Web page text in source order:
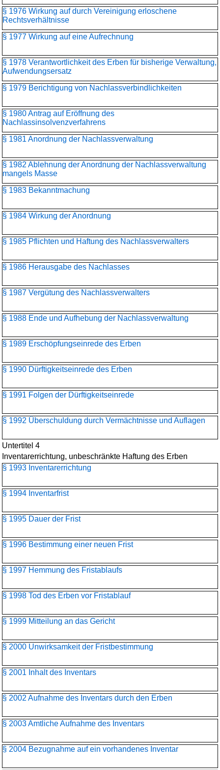
§ 1976 Wirkung auf durch Vereinigung erloschene
Rechtsverhältnisse
§ 1977 Wirkung auf eine Aufrechnung
§ 1978 Verantwortlichkeit des Erben für bisherige Verwaltung,
Aufwendungsersatz
§ 1979 Berichtigung von Nachlassverbindlichkeiten
§ 1980 Antrag auf Eröffnung des
Nachlassinsolvenzverfahrens
§ 1981 Anordnung der Nachlassverwaltung
§ 1982 Ablehnung der Anordnung der Nachlassverwaltung
mangels Masse
§ 1983 Bekanntmachung
§ 1984 Wirkung der Anordnung
§ 1985 Pflichten und Haftung des Nachlassverwalters
§ 1986 Herausgabe des Nachlasses
§ 1987 Vergütung des Nachlassverwalters
§ 1988 Ende und Aufhebung der Nachlassverwaltung
§ 1989 Erschöpfungseinrede des Erben
§ 1990 Dürftigkeitseinrede des Erben
§ 1991 Folgen der Dürftigkeitseinrede
§ 1992 Überschuldung durch Vermächtnisse und Auflagen
Untertitel 4
Inventarerrichtung, unbeschränkte Haftung des Erben
§ 1993 Inventarerrichtung
§ 1994 Inventarfrist
§ 1995 Dauer der Frist
§ 1996 Bestimmung einer neuen Frist
§ 1997 Hemmung des Fristablaufs
§ 1998 Tod des Erben vor Fristablauf
§ 1999 Mitteilung an das Gericht
§ 2000 Unwirksamkeit der Fristbestimmung
§ 2001 Inhalt des Inventars
§ 2002 Aufnahme des Inventars durch den Erben
§ 2003 Amtliche Aufnahme des Inventars
§ 2004 Bezugnahme auf ein vorhandenes Inventar